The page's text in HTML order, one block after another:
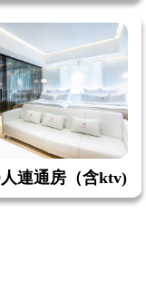
連通房（含ktv)